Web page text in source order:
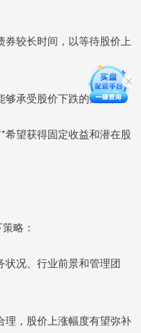
较长时间，以等待股价上
够承受股价下跌的风险。
希望获得固定收益和潜在股
略：
况、行业前景和管理团
理，股价上涨幅度有望弥补